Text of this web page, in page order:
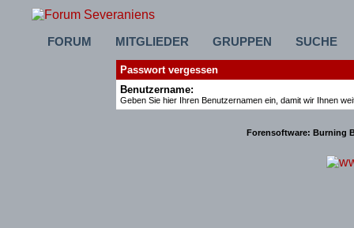
FORUM MITGLIEDER GRUPPEN SUCHE
Passwort vergessen
Benutzername:
Geben Sie hier Ihren Benutzernamen ein, damit wir Ihnen
Forensoftware: Burning